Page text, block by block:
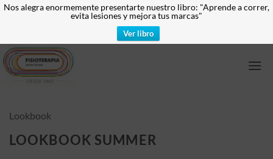
Nos alegra enormemente presentarte nuestro libro: "Aprende a correr,
evita lesiones y mejora tus marcas"
Ver libro
Saltar
al
contenido
Lookbook
LOOKBOOK SUMMER